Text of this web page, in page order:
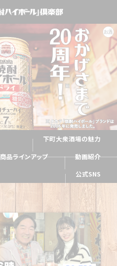
下町大衆酒場の魅力
商品ラインアップ
動画紹介
公式SNS